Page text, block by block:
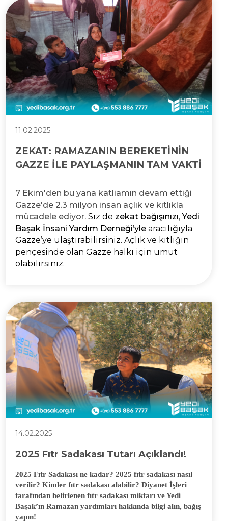
11.02.2025
ZEKAT: RAMAZANIN BEREKETİNİN
GAZZE İLE PAYLAŞMANIN TAM VAKTİ
7 Ekim'den bu yana katliamın devam ettiği
Gazze'de 2.3 milyon insan açlık ve kıtlıkla
mücadele ediyor.Siz de zekat bağışınızı,Yedi
Başak İnsani Yardım Derneği’yle aracılığıyla
Gazze’ye ulaştırabilirsiniz. Açlık ve kıtlığın
pençesinde olan Gazze halkı için umut
olabilirsiniz.
14.02.2025
2025 Fıtr Sadakası Tutarı Açıklandı!
2025 Fıtr Sadakası ne kadar? 2025 fıtr sadakası nasıl
verilir? Kimler fıtr sadakası alabilir? Diyanet İşleri
tarafından belirlenen fıtr sadakası miktarı ve Yedi
Başak’ın Ramazan yardımları hakkında bilgi alın, bağış
yapın!